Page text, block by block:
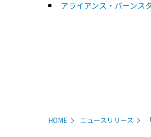
アライアンス・バーンス
HOME ニュースリリース